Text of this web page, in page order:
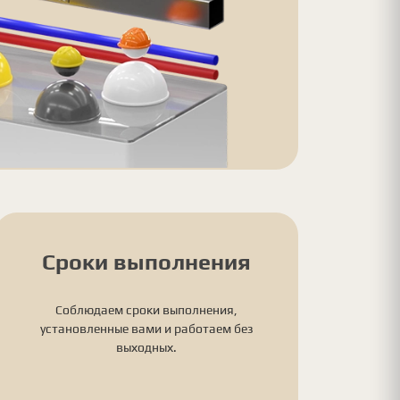
Сроки выполнения
Соблюдаем сроки выполнения,
установленные вами и работаем без
выходных.